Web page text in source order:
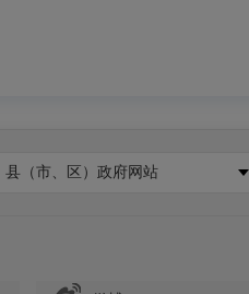
县（市、区）政府网站